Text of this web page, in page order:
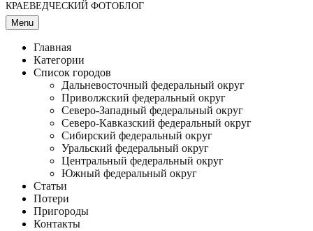
КРАЕВЕДЧЕСКИЙ ФОТОБЛОГ
Menu
Главная
Категории
Список городов
Дальневосточный федеральный округ
Приволжский федеральный округ
Северо-Западный федеральный округ
Северо-Кавказский федеральный округ
Сибирский федеральный округ
Уральский федеральный округ
Центральный федеральный округ
Южный федеральный округ
Статьи
Потери
Пригороды
Контакты